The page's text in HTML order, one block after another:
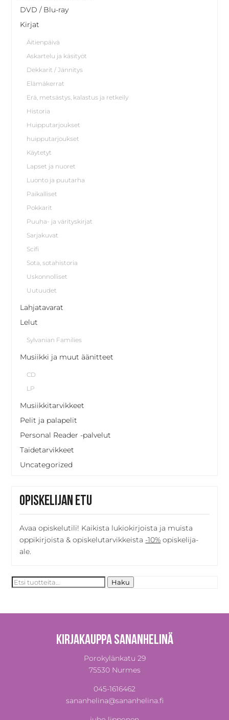
DVD / Blu-ray
Kirjat
Äitienpäivä
Askartelu ja käsityöt
Dekkarit / Jännitys
Elämäkerrat
Erä, metsästys, kalastus ja retkeily
Historia
Huipputarjoukset
huipputarjoukset
Käytetyt
Lapset ja nuoret
Luonto ja puutarha
Paikalliset
Pokkarit
Puuha- ja värityskirjat
Sarjakuvat
Scifi
Sota, sotahistoria
Uskonnolliset
Uutuudet
Lahjatavarat
Lelut
Sylvanian Families
Musiikki ja muut äänitteet
CD
LP
Musiikkitarvikkeet
Pelit ja palapelit
Personal Reader -palvelut
Taidetarvikkeet
Uncategorized
Opiskelijan etu
Avaa opiskelutili! Kaikista lukiokirjoista ja muista
oppikirjoista & opiskelutarvikkeista -10% opiskelija-
ale.
Etsi: Haku
Kirjakauppa Sananhelinä
Porokylänkatu 29
75530 Nurmes
045-1616462
sananhelina@sananhelina.fi